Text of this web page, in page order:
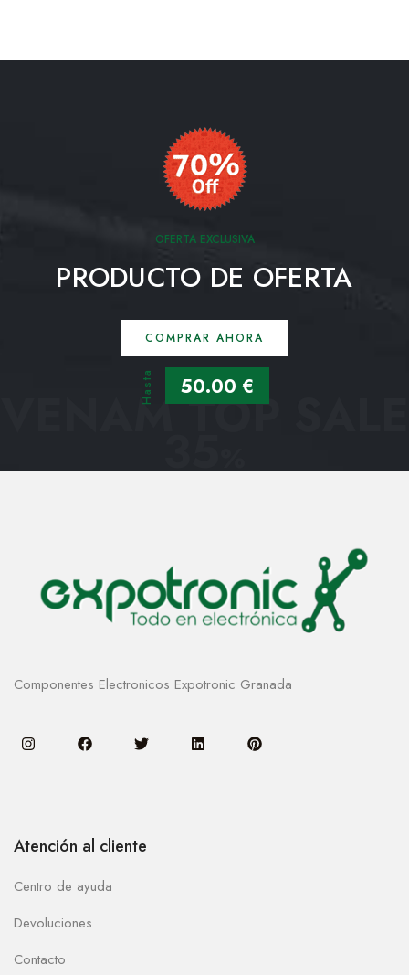
OFERTA EXCLUSIVA
PRODUCTO DE OFERTA
COMPRAR AHORA
Hasta 50.00 €
VENAM TOP SALE
35
Componentes Electronicos Expotronic Granada
Atención al cliente
Centro de ayuda
Devoluciones
Contacto